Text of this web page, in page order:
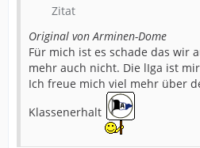
Zitat
Original von Arminen-Dome
Für mich ist es schade das wir
mehr auch nicht. Die lIga ist
Ich freue mich viel mehr über
Klassenerhalt